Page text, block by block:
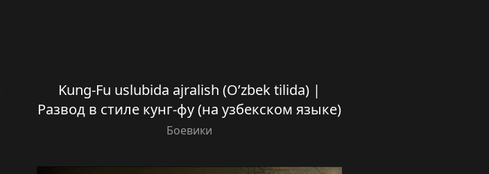
Kung-Fu uslubida ajralish (O’zbek tilida) |
Развод в стиле кунг-фу (на узбекском языке)
Боевики